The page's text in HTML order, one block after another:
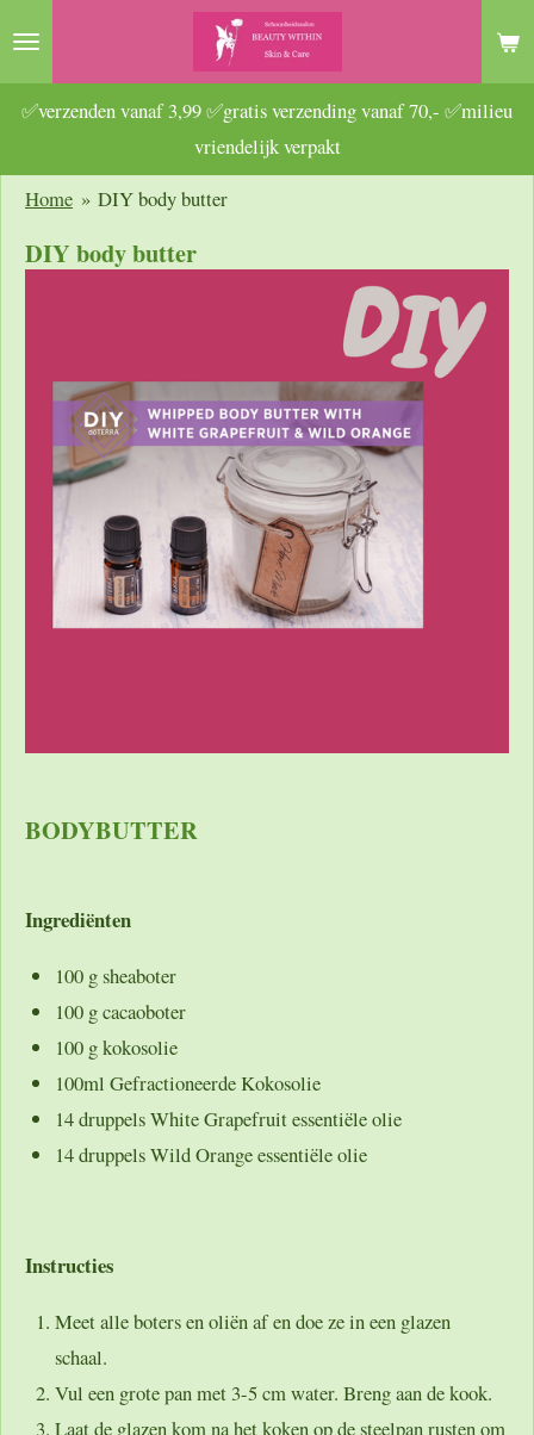
Ga
naar
hoofdinhoud
✅verzenden vanaf 3,99 ✅gratis verzending vanaf 70,- ✅milieu
vriendelijk verpakt
Home » DIY body butter
DIY body butter
BODYBUTTER
Ingrediënten
100 g sheaboter
100 g cacaoboter
100 g kokosolie
100ml Gefractioneerde Kokosolie
14 druppels White Grapefruit essentiële olie
14 druppels Wild Orange essentiële olie
Instructies
Meet alle boters en oliën af en doe ze in een glazen
schaal.
Vul een grote pan met 3-5 cm water. Breng aan de kook.
Laat de glazen kom na het koken op de steelpan rusten om